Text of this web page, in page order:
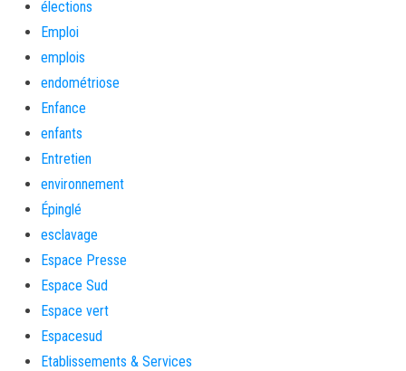
élections
Emploi
emplois
endométriose
Enfance
enfants
Entretien
environnement
Épinglé
esclavage
Espace Presse
Espace Sud
Espace vert
Espacesud
Etablissements & Services